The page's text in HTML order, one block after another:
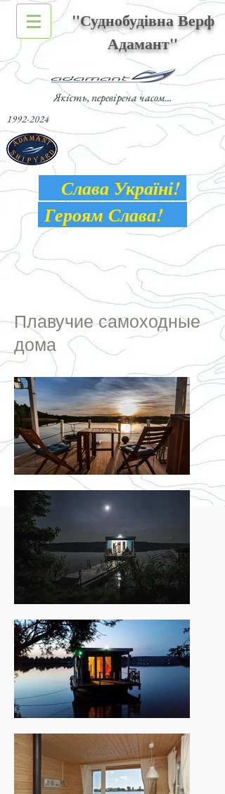
"Суднобудівна Верф
Адамант"
Якість, перевірена часом...
1992-2024
Слава Україні!
Героям Слава!
Плавучие самоходные
дома